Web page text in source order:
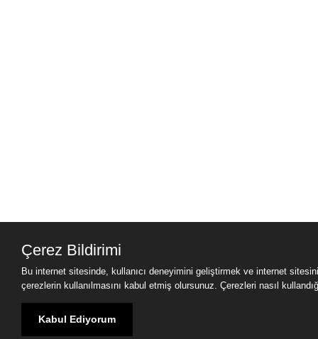
Çerez Bildirimi
Bu internet sitesinde, kullanıcı deneyimini geliştirmek ve internet
çerezlerin kullanılmasını kabul etmiş olursunuz. Çerezleri nasıl
Kabul Ediyorum